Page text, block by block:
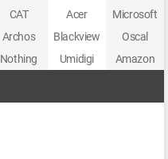
CAT Acer
Microsoft
Archos Blackview
Oscal
Nothing Umidigi Amazon